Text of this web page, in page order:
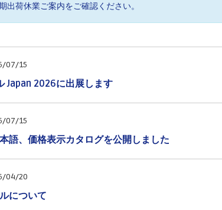
出荷休業ご案内をご確認ください。
07/15
Japan 2026に出展します
07/15
語、価格表示カタログを公開しました
04/20
について